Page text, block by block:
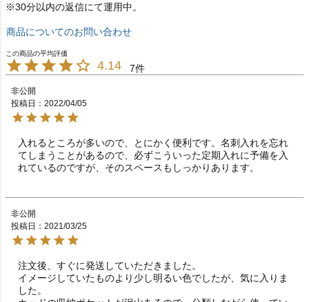
※30分以内の返信にて運用中。
商品についてのお問い合わせ
4.14 7
非公開
投稿日
2022/04/05
入れるところが多いので、とにかく便利です。名刺入れを忘れ
てしまうことがあるので、必ずこういった定期入れに予備を入
れているのですが、そのスペースもしっかりあります。
非公開
投稿日
2021/03/25
注文後、すぐに発送していただきました。
イメージしていたものより少し明るい色でしたが、気に入りま
した。